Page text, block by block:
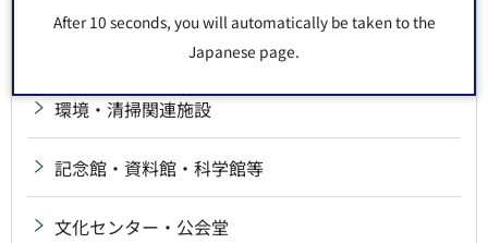
After 10 seconds, you will automatically be taken to the
Japanese page.
産業・経済関連施設
環境・清掃関連施設
記念館・資料館・科学館等
文化センター・公会堂